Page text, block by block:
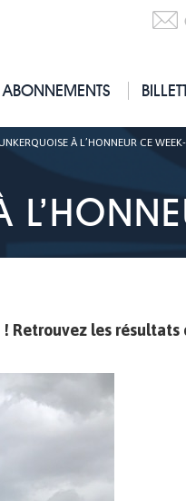
ABONNEMENTS
À L’HONNEUR CE
Retrouvez les résultats